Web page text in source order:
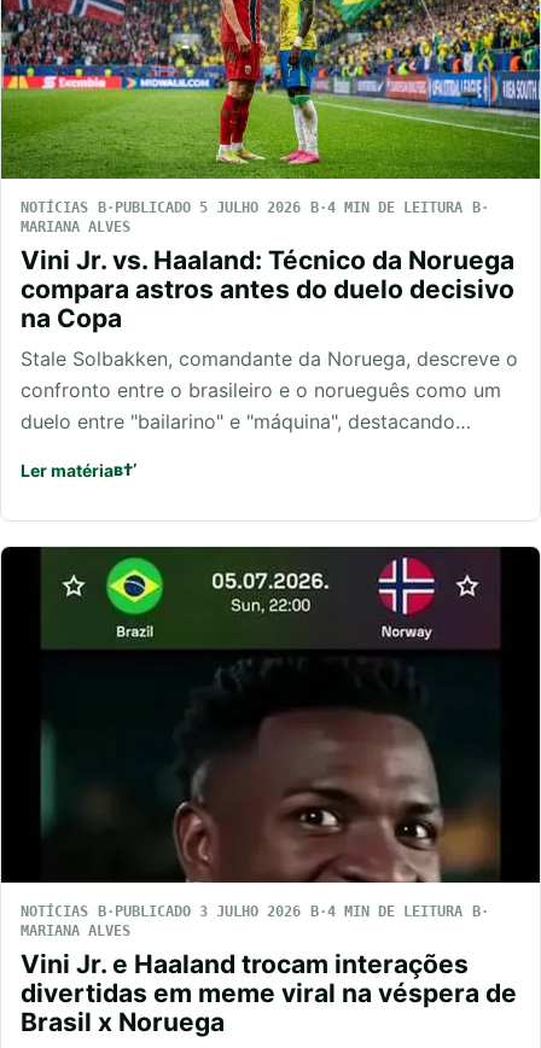
NOTÍCIAS PUBLICADO 5 JULHO 2026
4 MIN DE LEITURA
MARIANA ALVES
Vini Jr. vs. Haaland: Técnico da Noruega
compara astros antes do duelo decisivo
na Copa
Stale Solbakken, comandante da Noruega, descreve o
confronto entre o brasileiro e o norueguês como um
duelo entre "bailarino" e "máquina", destacando…
Ler matéria
NOTÍCIAS PUBLICADO 3 JULHO 2026
4 MIN DE LEITURA
MARIANA ALVES
Vini Jr. e Haaland trocam interações
divertidas em meme viral na véspera de
Brasil x Noruega